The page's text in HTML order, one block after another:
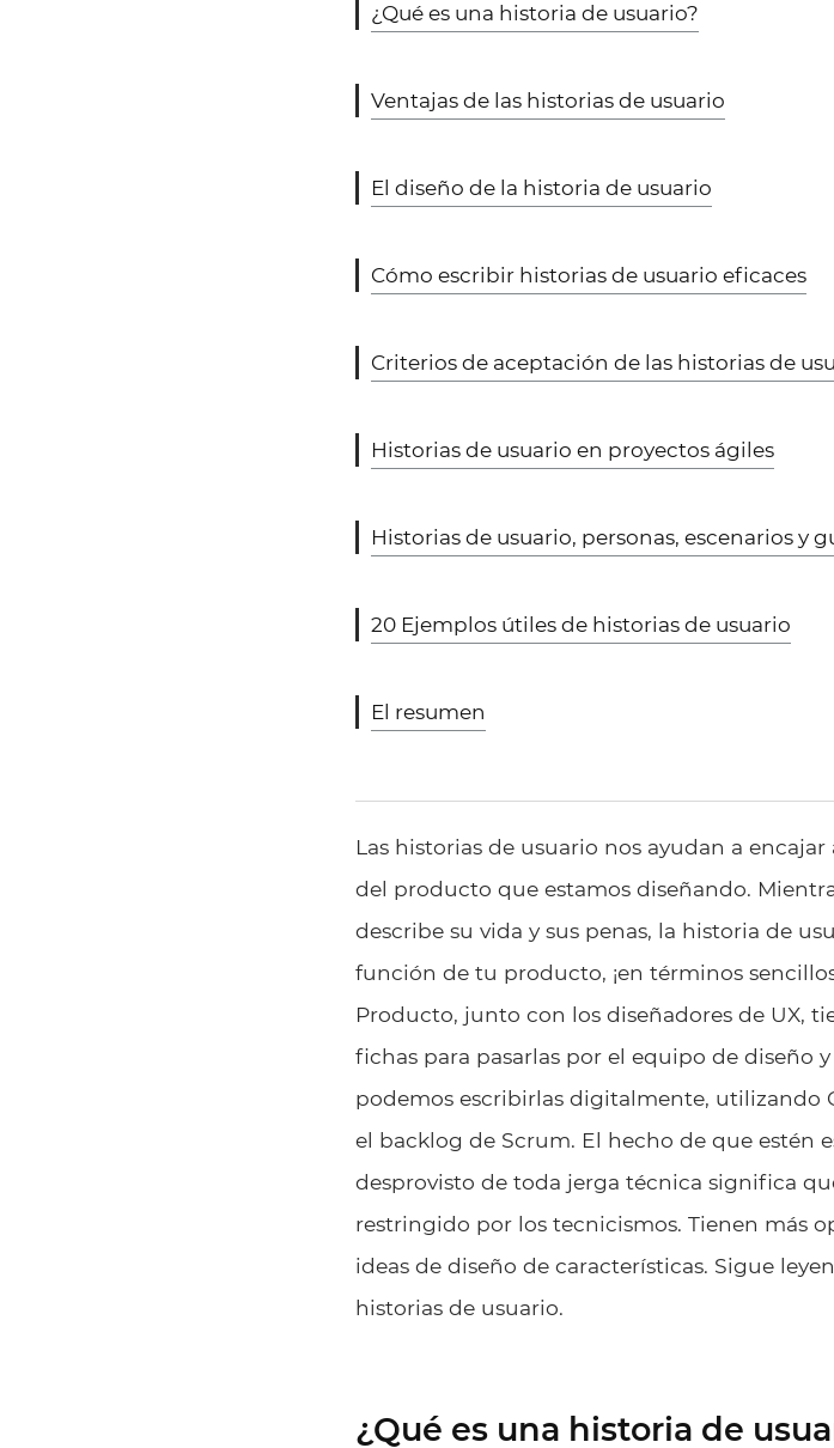
¿Qué es una historia de usuario?
Ventajas de las historias de usuario
El diseño de la historia de usuario
Cómo escribir historias de usuario eficaces
Criterios de aceptación de las historias de
Historias de usuario en proyectos ágiles
Historias de usuario, personas, escenarios y
20 Ejemplos útiles de historias de usuario
El resumen
Las historias de usuario nos ayudan a encajar
del producto que estamos diseñando.
describe su vida y sus penas, la historia de
función de tu producto, ¡en términos
Producto, junto con los diseñadores de UX,
fichas para pasarlas por el equipo de diseño
podemos escribirlas digitalmente, utilizando
el backlog de Scrum. El hecho de que estén
desprovisto de toda jerga técnica significa
restringido por los tecnicismos. Tienen más
ideas de diseño de características. Sigue
historias de usuario.
¿Qué es una historia de